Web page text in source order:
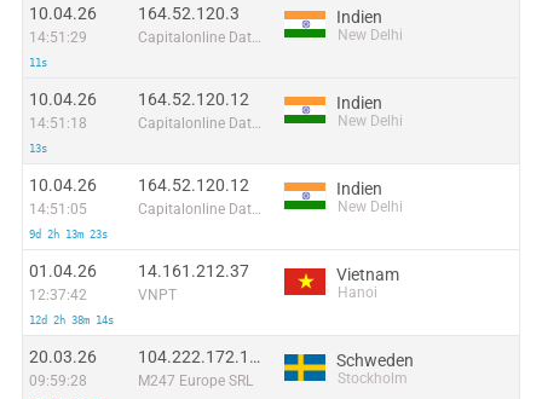
10.04.26
14:51:29
11s
164.52.120.3
Capitalonline Data Service (HK) Co
Indien
New Delhi
10.04.26
14:51:18
13s
164.52.120.12
Capitalonline Data Service (HK) Co
Indien
New Delhi
10.04.26
14:51:05
9d 2h 13m 23s
164.52.120.12
Capitalonline Data Service (HK) Co
Indien
New Delhi
01.04.26
12:37:42
12d 2h 38m 14s
14.161.212.37
VNPT
Vietnam
Hanoi
20.03.26
09:59:28
104.222.172.127
M247 Europe SRL
Schweden
Stockholm